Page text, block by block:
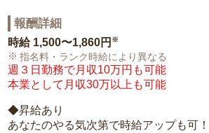
報酬詳細
時給 1,500〜1,860円 ※
指名料・ランク時給により異なる
週３日勤務で月収10万円も可能
本業として月収30万以上も可能
◆昇給あり
あなたのやる気次第で時給アップも可！